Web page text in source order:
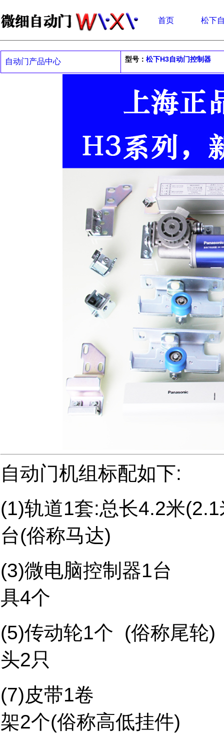
首页 松下
自动门产品中心 型号： 松下H3自动门控制器
自动门机组标配如下:
(1)轨道1套:总长
台(俗称马达)
(3)微电脑控
具4个
(5)传动轮1个 (
头2只
(7)皮带1
架2个(俗称高低挂件)